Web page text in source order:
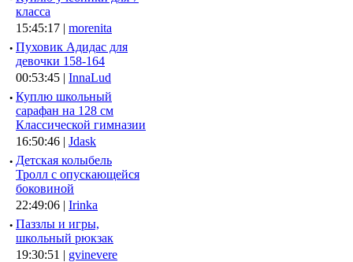
класса
15:45:17 | morenita
· Пуховик Адидас для
девочки 158-164
00:53:45 | InnaLud
· Куплю школьный
сарафан на 128 см
Классической гимназии
16:50:46 | Jdask
· Детская колыбель
Тролл с опускающейся
боковиной
22:49:06 | Irinka
· Паззлы и игры,
школьный рюкзак
19:30:51 | gvinevere